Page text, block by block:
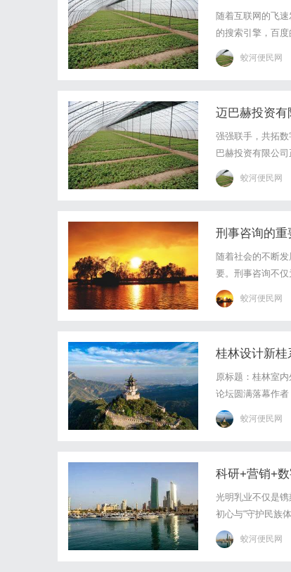
随着互联网的飞
的搜索引擎，百
百度搜索结果中
息，建立索引库
蛟河便民网
迈巴赫投资
强强联手，共拓
巴赫投资有限公
合作协议的签署
更深层次、更广
蛟河便民网
刑事咨询的
随着社会的不断
要。刑事咨询不
刑事法律知识支
其合法权益的关
蛟河便民网
桂林设计新
原标题：桂林室
论坛圆满落幕作者
一场汇聚了全国
系）成立十周年
蛟河便民网
科研+营销+
光明乳业不仅是镌
初心与“守护民族
诺。从唤醒城市
醇厚奶香串联起
蛟河便民网